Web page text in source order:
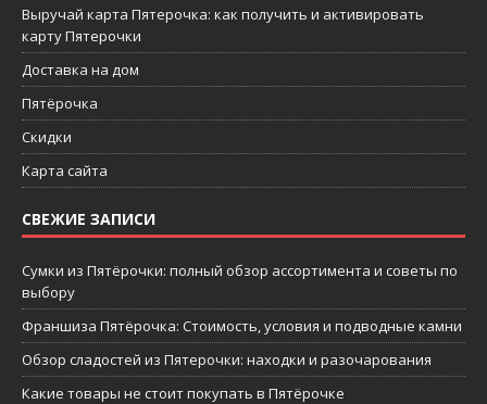
Выручай карта Пятерочка: как получить и активировать
карту Пятерочки
Доставка на дом
Пятёрочка
Скидки
Карта сайта
СВЕЖИЕ ЗАПИСИ
Сумки из Пятёрочки: полный обзор ассортимента и советы по
выбору
Франшиза Пятёрочка: Стоимость, условия и подводные камни
Обзор сладостей из Пятерочки: находки и разочарования
Какие товары не стоит покупать в Пятёрочке